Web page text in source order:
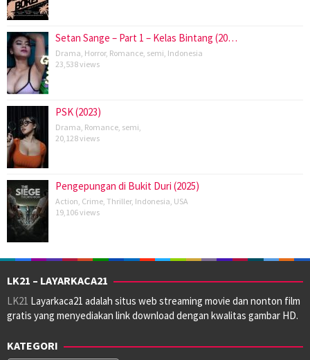
Setan Sange – Part 1 – Kelas Bintang (20…
Drama Horror, Romance semi Indonesia
23,538 views
PSK (2023)
Drama Romance semi
20,128 views
Pengepungan di Bukit Duri (2025)
Action Crime Thriller, Indonesia USA
19,106 views
LK21 – LAYARKACA21
LK21 Layarkaca21 adalah situs web streaming movie dan nonton film
gratis yang menyediakan link download dengan kwalitas gambar HD.
KATEGORI